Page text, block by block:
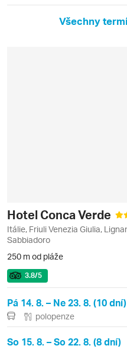
Všechny
Hotel Conca Verde
Itálie, Friuli Venezia Giulia,
Sabbiadoro
250 m od pláže
3.8/5
Pá 14. 8. – Ne 23. 8. (10 dní)
polopenze
So 15. 8. – So 22. 8. (8 dní)